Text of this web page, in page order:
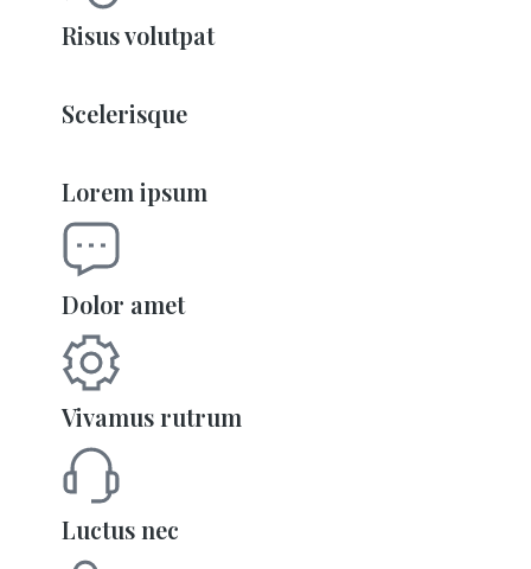
Risus volutpat
Scelerisque
Lorem ipsum
Dolor amet
Vivamus rutrum
Luctus nec